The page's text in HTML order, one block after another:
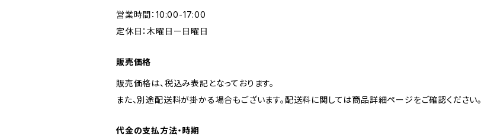
営業時間：10:00-17:00
定休日：木曜日ー日曜日
販売価格
販売価格は、税込み表記となっております。
また、別途配送料が掛かる場合もございます。配送料に関しては商品詳細ページをご確認ください。
代金の支払方法・時期